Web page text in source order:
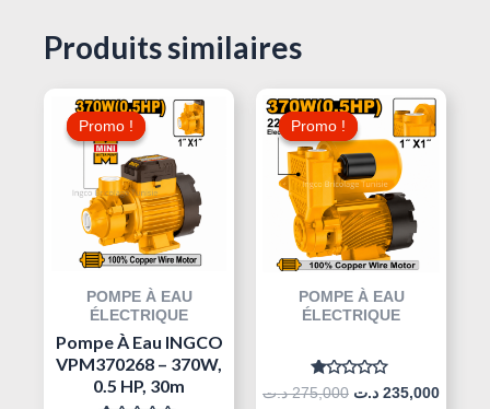
Produits similaires
Promo !
Promo !
POMPE À EAU
ÉLECTRIQUE
Pompe À Eau INGCO
VPM370268 – 370W,
0.5 HP, 30m
Le
Prix
Initial
Était :
Le
Actuel
Promo !
Promo !
POMPE À EAU
ÉLECTRIQUE
Note
275,000 د.ت
Le
Prix
Initial
Était :
235,000 د.ت
Le